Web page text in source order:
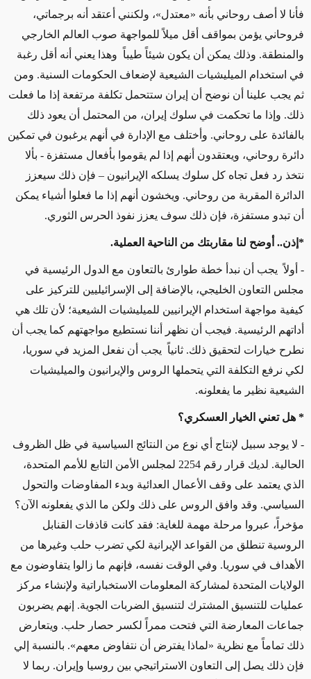
فأنا لا أصف روحاني بأنه «معتدل»، ولكنني أعتقد أنه برجماتي،
فروحاني يؤمن بمواقف أقل ميلاً للمواجهة صوب العالم الخارجي
والمنطقة. وذلك يمكن أن يكون شيئاً طيباً وهذا يعني أنه أقل رغبة
في استخدام الميليشيات الشيعية لإضعاف الحكومات السنية. ومن
ثم يجب علينا أن نوضح أن إيران ستتحمل تكلفة مرتفعة إذا ما فعلت
ذلك. وإذا ما تحكمت في سلوك إيران، من المحتمل أن يعود ذلك
بالفائدة على روحاني. وأختلف مع الإدارة في أنهم يرغبون في تمكين
دائرة روحاني، ويعتقدون أنهم إذا لم يقوموا بأفعال مستفزة - بألا
نتخذ رد فعل تجاه كل سلوك يسلكه الإيرانيون – فإن ذلك سيعزز
الدائرة المقربة من روحاني. ويخشون أنهم إذا ما فعلوا أشياء يمكن
أن تبدو مستفزة، فإن ذلك سوف يعزز نفوذ الحرس الثوري.
*إذن.. أوضح لنا مقاربتك من الناحية العملية.
- أولاً يجب أن نبدأ خطة طوارئ بالتعاون مع الدول الرئيسية في
مجلس التعاون الخليجي، بالإضافة إلى الإسرائيليين للتركيز على
كيفية مواجهة استخدام الإيرانيين للميليشيات الشيعية؛ لأن تلك هي
أداتهم الرئيسية. فيجب أن نظهر أننا نستطيع مواجهتهم كما يجب أن
نطرح خيارات لتحقيق ذلك. ثانياً يجب أن نفعل المزيد في سوريا،
لكي نرفع التكلفة التي يتحملها الروس والإيرانيون والميليشيات
الشيعية نظير ما يفعلونه.
* هل تعني الخيار العسكري؟
- لا يوجد سبيل لإنتاج أي نوع من النتائج السياسية في ظل الظروف
الحالية. لديك قرار رقم 2254 لمجلس الأمن التابع للأمم المتحدة،
الذي يعتمد على وقف الأعمال العدائية وبدء المفاوضات والتحول
السياسي. وقد وافق الروس على ذلك ولكن ما الذي يفعلونه الآن؟
مؤخراً، عبروا مرحلة مهمة للغاية: فقد كانت قاذفات القنابل
الروسية تنطلق من القواعد الإيرانية لكي تضرب حلب وغيرها من
الأهداف في سوريا. وفي الوقت نفسه، فإنهم ما زالوا يتفاوضون مع
الولايات المتحدة لمشاركة المعلومات الاستخباراتية ولإنشاء مركز
عمليات للتنسيق المشترك لتنسيق الضربات الجوية. إنهم يضربون
جماعات المعارضة التي فتحت ممراً لكسر حصار حلب. ويتعارض
ذلك تماماً مع نظرية «لماذا يفترض أن نتفاوض معهم». بالنسبة إلي
فإن ذلك يصل إلى التعاون الاستراتيجي بين روسيا وإيران. ربما لا